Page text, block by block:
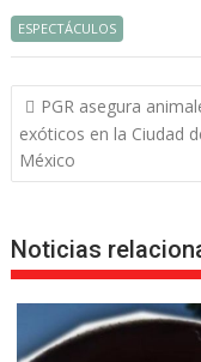
ESPECTÁCULOS
Navegación
de
entradas
PGR asegura
exóticos en la Ciudad
México
Noticias